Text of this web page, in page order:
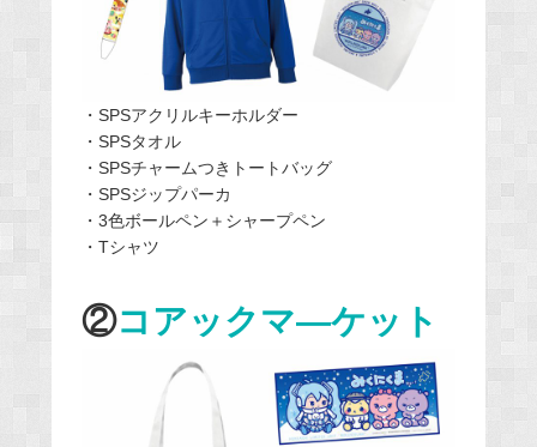
・SPSアクリルキーホルダー
・SPSタオル
・SPSチャームつきトートバッグ
・SPSジップパーカ
・3色ボールペン＋シャープペン
・Tシャツ
②コアックマ―ケット